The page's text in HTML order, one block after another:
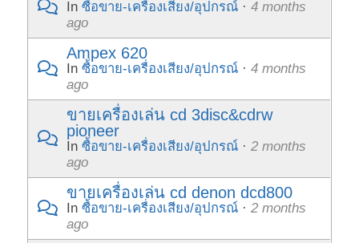
Inซื้อขาย-เครื่องเสียง/อุปกรณ์ ·4 months
ago
Ampex 620
Inซื้อขาย-เครื่องเสียง/อุปกรณ์ ·4 months
ago
ขายเครื่องเล่น cd 3disc&cdrw
pioneer
Inซื้อขาย-เครื่องเสียง/อุปกรณ์ ·2 months
ago
ขายเครื่องเล่น cd denon dcd800
Inซื้อขาย-เครื่องเสียง/อุปกรณ์ ·2 months
ago